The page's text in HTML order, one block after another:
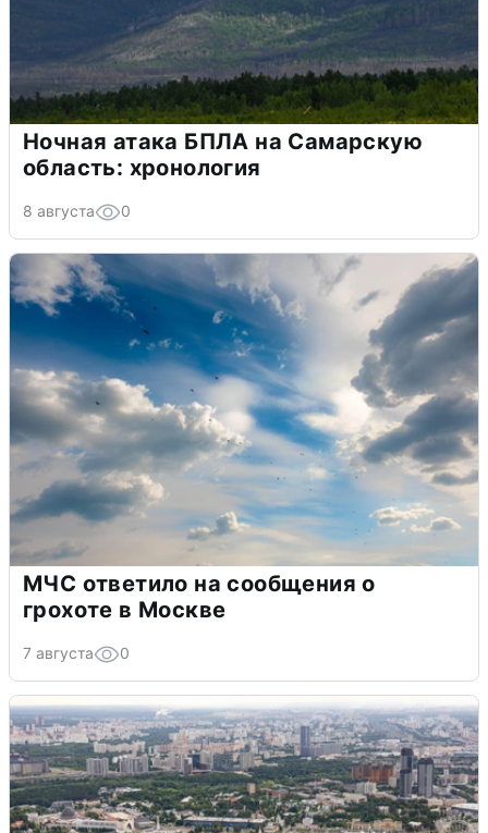
Ночная атака БПЛА на Самарскую
область: хронология
8 августа 0
МЧС ответило на сообщения о
грохоте в Москве
7 августа 0